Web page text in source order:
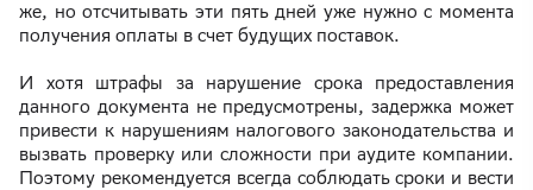
же, но отсчитывать эти пять дней уже нужно с момента
получения оплаты в счет будущих поставок.
И хотя штрафы за нарушение срока предоставления
данного документа не предусмотрены, задержка может
привести к нарушениям налогового законодательства и
вызвать проверку или сложности при аудите компании.
Поэтому рекомендуется всегда соблюдать сроки и вести